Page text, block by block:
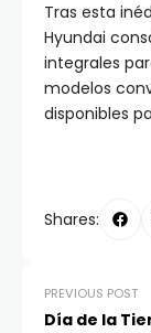
Tras esta
Hyundai
integrales
modelos
disponibles
Shares:
PREVIOUS POST
Día de la